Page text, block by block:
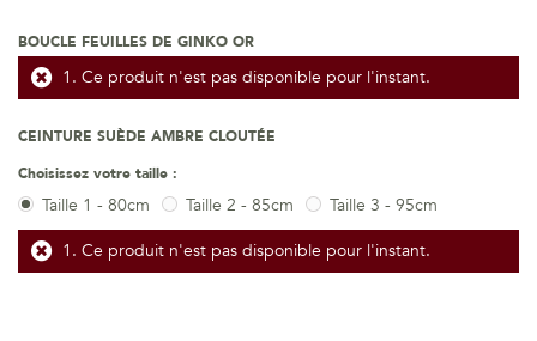
BOUCLE FEUILLES DE GINKO OR
Ce produit n'est pas disponible pour l'instant.
CEINTURE SUÈDE AMBRE CLOUTÉE
Choisissez votre taille :
Taille 1 - 80cm Taille 2 - 85cm
Taille 3 - 95cm
Ce produit n'est pas disponible pour l'instant.